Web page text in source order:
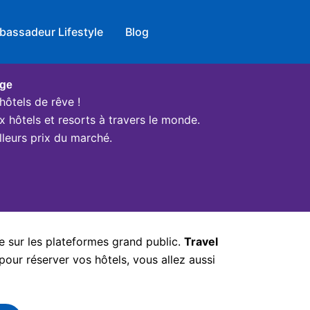
Lifestyle Blog
de rêve !
hôtels et resorts à travers le monde.
prix du marché.
sur les plateformes grand public. Travel
réserver vos hôtels, vous allez aussi